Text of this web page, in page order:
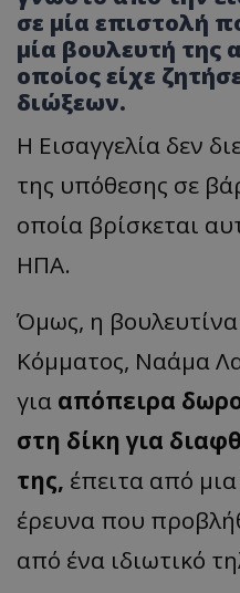
σε μία επιστολή
μία βουλευτή της
οποίος είχε
διώξεων.
Η Εισαγγελία δεν
της υπόθεσης σε
οποία βρίσκεται
ΗΠΑ.
Όμως, η
Κόμματος, Ναάμα
για απόπειρα
στη δίκη για
της, έπειτα από
έρευνα που
από ένα ιδιωτικό